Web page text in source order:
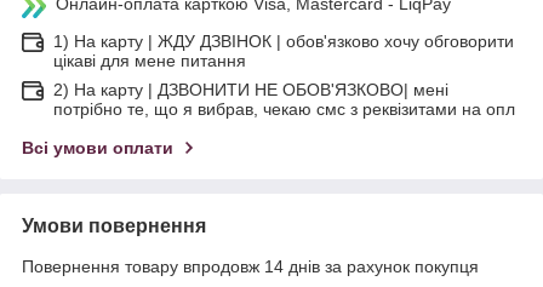
1) На карту | ЖДУ ДЗВІНОК | обов'язково хочу обговорити
цікаві для мене питання
2) На карту | ДЗВОНИТИ НЕ ОБОВ'ЯЗКОВО| мені
потрібно те, що я вибрав, чекаю смс з реквізитами на опл
Всі умови оплати
Умови повернення
Повернення товару впродовж 14 днів за рахунок покупця